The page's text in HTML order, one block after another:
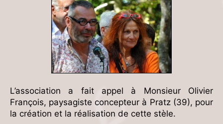
L’association a fait appel à Monsieur Olivier
François, paysagiste concepteur à Pratz (39), pour
la création et la réalisation de cette stèle.